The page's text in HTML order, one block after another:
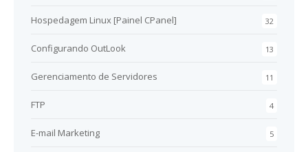
32
Hospedagem Linux [Painel CPanel]
13
Configurando OutLook
11
Gerenciamento de Servidores
4
FTP
5
E-mail Marketing